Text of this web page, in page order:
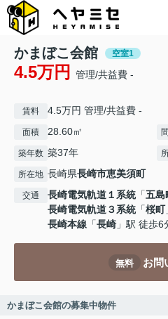
かまぼこ会館 空室1
4.5万円 管理/共益費 -
賃料 4.5万円 管理/共益費 -
面積 28.60㎡
築年数 築37年
所在地 長崎県長崎市恵美須町
交通 長崎電気軌道１系統「五島
長崎電気軌道３系統「桜町
長崎本線 「長崎 」駅 徒歩6
無料 お問
かまぼこ会館の募集中物件